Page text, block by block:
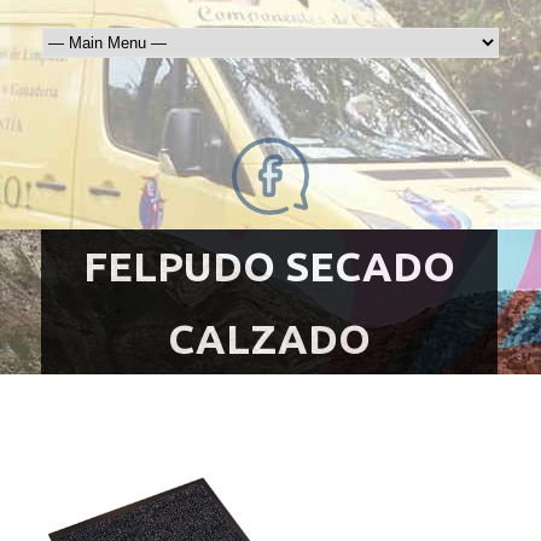
FELPUDO SECADO
CALZADO